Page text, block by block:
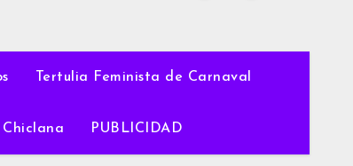
Tertulia Feminista de Carnaval
PUBLICIDAD